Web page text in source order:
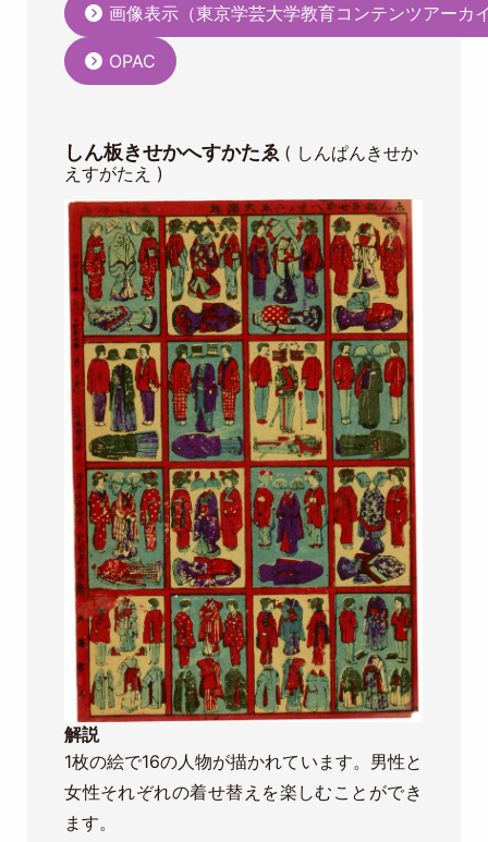
画像表示（東京学芸大学教育コンテンツアーカ
OPAC
しん板きせかへすかたゑ ( しんぱんきせか
えすがたえ )
Image
解説
1枚の絵で16の人物が描かれています。男性と
女性それぞれの着せ替えを楽しむことができ
ます。